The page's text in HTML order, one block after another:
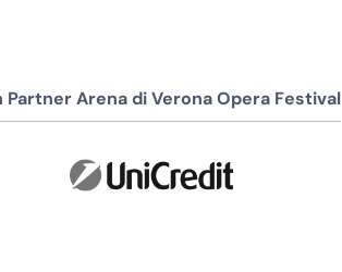
Partner Arena di Verona Opera Festival